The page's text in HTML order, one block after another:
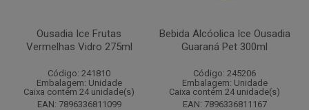
Ousadia Ice Frutas
Vermelhas Vidro 275ml
Código: 241810
Embalagem: Unidade
Caixa contém 24 unidade(s)
EAN: 7896336811099
Bebida Alcóolica Ice Ousadia
Guaraná Pet 300ml
Código: 245206
Embalagem: Unidade
Caixa contém 24 unidade(s)
EAN: 7896336811167